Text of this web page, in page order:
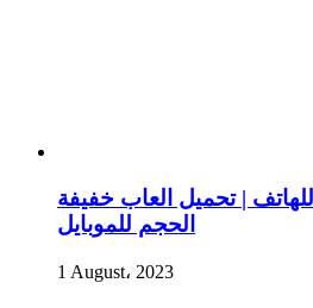
| تحميل العاب خفيفة
الحجم للموبايل
1 August، 2023